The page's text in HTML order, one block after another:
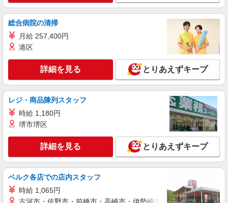
応相談 ※収入補償制度/月10万円（最長12か月
間） ◆月収例:週5日9時-13時の場合 月10万円〜
週5日9時-15時の場合 月15万円〜 ◆ノルマ・買取
りなし！ ※研修制度あり 収入保障期間：12か月
【宅配センター】光が丘 東京都練馬区田柄4-
キープ 詳細を見る
東京ヤクルト販売株式会社／中村橋センター
ヤクルトスタッフ
業務委託収入／完全出来高制 ◎週3日〜OK◎
扶養の範囲内OK ◎扶養の範囲を超えた高収入も
応相談 ※収入補償制度/月10万円（最長12か月
間） ◆月収例:週5日9時-13時の場合 月10万円〜
りなし！ ※研修制度あり 収入保障期間：12か月
【宅配センター】中村橋 東京都練馬区貫井4-
キープ 詳細を見る
業務委託
東京ヤクルト販売株式会社／大泉センター
ヤクルトスタッフ
総合病院の清掃
月給 257,400円
港区
詳細を見る とりあえずキープ
レジ・商品陳列スタッフ
時給 1,180円
堺市堺区
詳細を見る とりあえずキープ
ベルク各店での店内スタッフ
時給 1,065円